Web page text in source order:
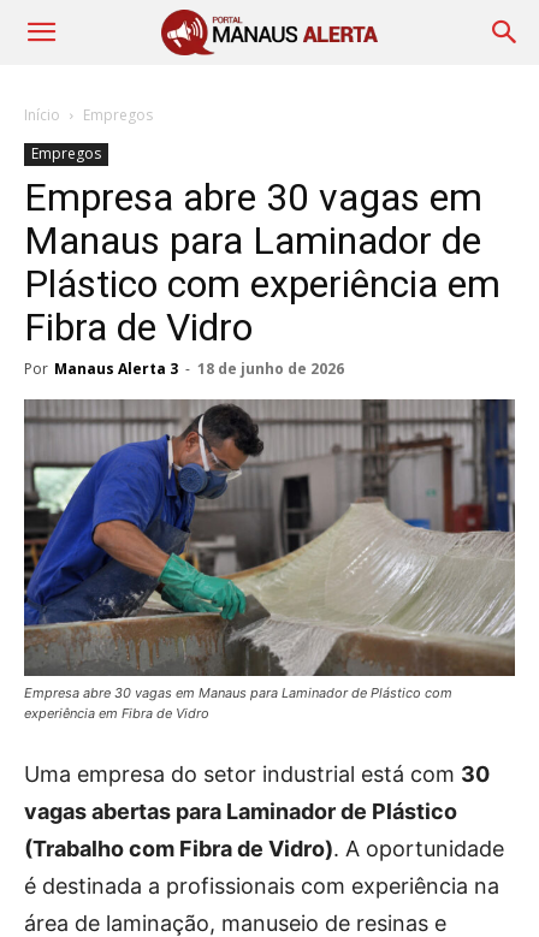
Início
Empregos
Empregos
Empresa abre 30 vagas em
Manaus para Laminador de
Plástico com experiência em
Fibra de Vidro
Por Manaus Alerta 3 - 18 de junho de 2026
Empresa abre 30 vagas em Manaus para Laminador de Plástico com
experiência em Fibra de Vidro
Uma empresa do setor industrial está com 30
vagas abertas para Laminador de Plástico
(Trabalho com Fibra de Vidro). A oportunidade
é destinada a profissionais com experiência na
área de laminação, manuseio de resinas e